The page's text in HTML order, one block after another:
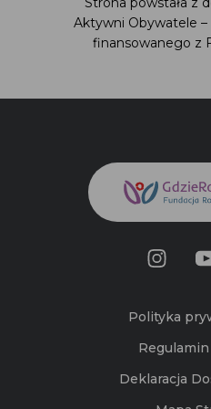
Aktywni Obywatele –
finansowanego z
Polityka
Deklaracja